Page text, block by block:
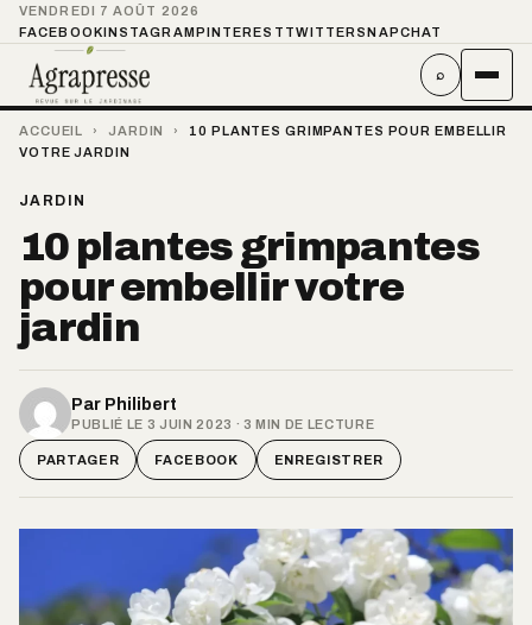
VENDREDI 7 AOÛT 2026
FACEBOOKINSTAGRAMPINTEREST TWITTER SNAPCHAT
⌕
ACCUEIL › JARDIN ›
10 PLANTES GRIMPANTES POUR EMBELLIR
VOTRE JARDIN
JARDIN
10 plantes grimpantes
pour embellir votre
jardin
Par Philibert
PUBLIÉ LE 3 JUIN 2023 · 3 MIN DE LECTURE
PARTAGER FACEBOOK ENREGISTRER